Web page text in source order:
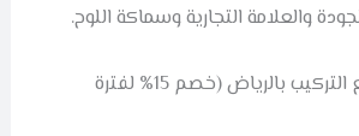
سعر اسمنت بورد مع التركيب بالرياض (خصم 15% لفترة